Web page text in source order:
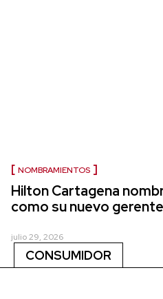
NOMBRAMIENTOS
Hilton Cartagena
como su nuevo
julio 29, 2026
CONSUMIDOR